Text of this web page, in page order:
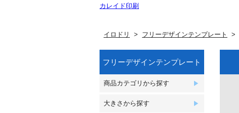
カレイド印刷
イロドリ フリーデザインテンプレート
フリーデザインテンプレート
商品カテゴリから探す
大きさから探す